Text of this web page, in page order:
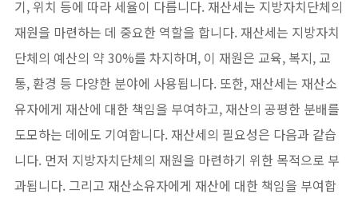
기, 위치 등에 따라 세율이 다릅니다. 재산세는 지방자치단체의
재원을 마련하는 데 중요한 역할을 합니다. 재산세는 지방자치
단체의 예산의 약 30%를 차지하며, 이 재원은 교육, 복지, 교
통, 환경 등 다양한 분야에 사용됩니다. 또한, 재산세는 재산소
유자에게 재산에 대한 책임을 부여하고, 재산의 공평한 분배를
도모하는 데에도 기여합니다. 재산세의 필요성은 다음과 같습
니다. 먼저 지방자치단체의 재원을 마련하기 위한 목적으로 부
과됩니다. 그리고 재산소유자에게 재산에 대한 책임을 부여합